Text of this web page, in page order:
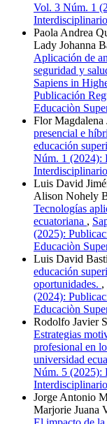
Vol. 3 Núm. 1
Paola Andrea
Lady Johanna
Aplicación de
seguridad y
Sapiens in
Publicación
Educaciòn
Flor Magdalena
presencial e
educación
Núm. 1 (2024):
Luis David
Alison Nohely
Tecnologías
ecuatoriana ,
(2025):
Educaciòn
Luis David
educación
oportunidades. ,
(2024):
Educaciòn
Rodolfo Javier
Estrategias
profesional en
universidad
Núm. 5 (2025):
Jorge Antonio
Marjorie Juana